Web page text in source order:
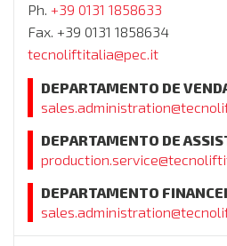
Ph. +39 0131 1858633
Fax. +39 0131 1858634
tecnoliftitalia@pec.it
DEPARTAMENTO DE
DEPARTAMENTO DE
DEPARTAMENTO